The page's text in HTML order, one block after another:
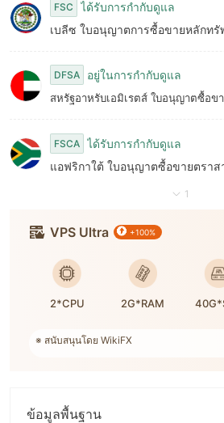
FSC
ได้รับการกำกับดูแล
เบลีซ ใบอนุญาตการซื้อขายหลักทรั
DFSA อยู่ในการกำกับดูแล
สหรัฐอาหรับเอมิเรตส์ ใบอนุญาตซื้อข
FSCA ได้รับการกำกับดูแล
แอฟริกาใต้ ใบอนุญาตซื้อขายตราส
1
VPS Ultra +100%
2*CPU 2G*RAM
※ XM บัญชีจริงเท่านั้น
ข้อมูลพื้นฐาน